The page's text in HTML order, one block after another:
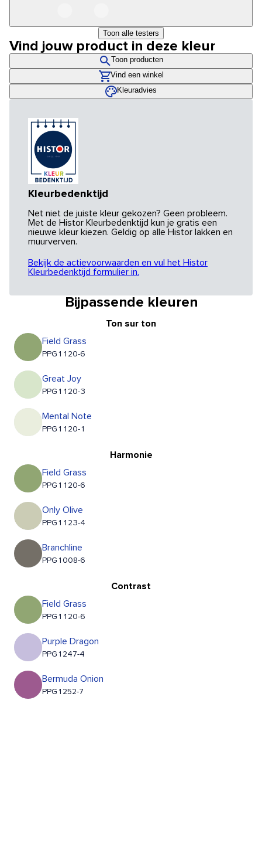
Toon alle testers
Vind jouw product in deze kleur
Toon producten
Vind een winkel
Kleuradvies
Kleurbedenktijd
Net niet de juiste kleur gekozen? Geen probleem.
Met de Histor Kleurbedenktijd kun je gratis een
nieuwe kleur kiezen. Geldig op alle Histor lakken en
muurverven.
Bekijk de actievoorwaarden en vul het Histor
Kleurbedenktijd formulier in.
Bijpassende kleuren
Ton sur ton
Field Grass
PPG1120-6
Great Joy
PPG1120-3
Mental Note
PPG1120-1
Harmonie
Field Grass
PPG1120-6
Only Olive
PPG1123-4
Branchline
PPG1008-6
Contrast
Field Grass
PPG1120-6
Purple Dragon
PPG1247-4
Bermuda Onion
PPG1252-7